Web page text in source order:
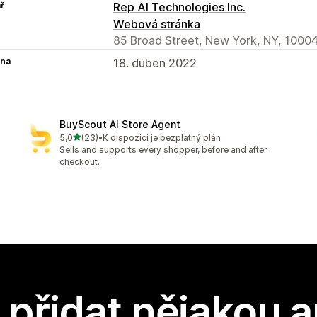
Rep AI Technologies Inc.
Webová stránka
85 Broad Street, New York, NY,
18. duben 2022
BuyScout AI Store Agent
5,0z 5 hvězd
(23)
Celkový počet recenzí: 23
•K dispozici je bezplatný plán
Sells and supports every shopper, before and after
checkout.